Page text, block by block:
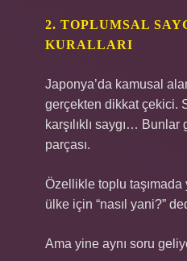
2. TOPLUMSAL
KURALLARI
Japonya’da kamusal
gerçekten dikkat çekici.
karşılıklı saygı… Bunlar
parçası.
Özellikle toplu
ülke için “nasıl yani?”
Ama yine aynı soru